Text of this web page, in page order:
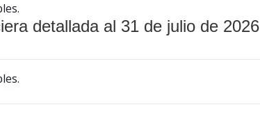
detallada al 31 de julio de 2026